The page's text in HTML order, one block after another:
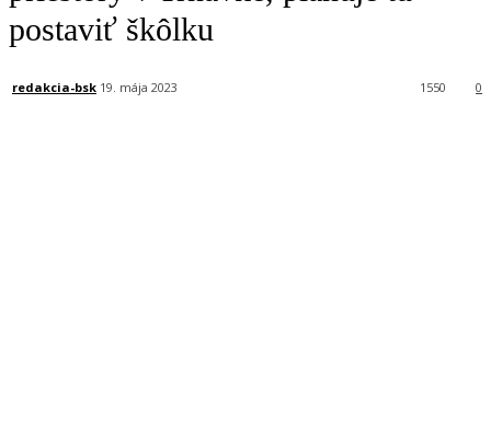
postaviť škôlku
redakcia-bsk 19. mája 2023 0
1550